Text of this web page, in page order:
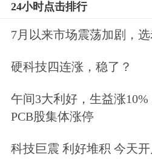
有药店店员明确表示
可直接购买；还有药
记身份证后购买普瑞
违规现象之所以存在
面是部分药店受利益
利罔顾社会责任与
24小时点击排行
7月以来市场震荡加剧，
硬科技四连涨，稳了？
午间3大利好，生益涨
PCB股集体涨停
科技巨震 利好堆积 今天开